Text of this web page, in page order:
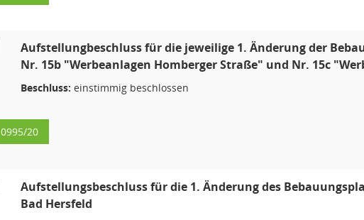
Aufstellungbeschluss für die jeweilige 1. Änderung der
Nr. 15b "Werbeanlagen Homberger Straße" und Nr. 15c
Beschluss: einstimmig beschlossen
0995/20
Aufstellungsbeschluss für die 1. Änderung des
Bad Hersfeld